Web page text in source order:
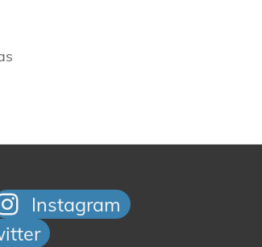
Instagram